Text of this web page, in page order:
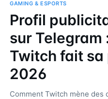
GAMING & ESPORTS
Profil
sur Telegram
Twitch fait sa
2026
Comment Twitch mène